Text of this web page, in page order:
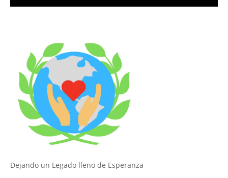
Dejando un Legado lleno de Esperanza